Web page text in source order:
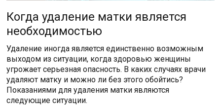
Когда удаление матки является
необходимостью
Удаление иногда является единственно возможным
выходом из ситуации, когда здоровью женщины
угрожает серьезная опасность. В каких случаях врачи
удаляют матку и можно ли без этого обойтись?
Показаниями для удаления матки являются
следующие ситуации.